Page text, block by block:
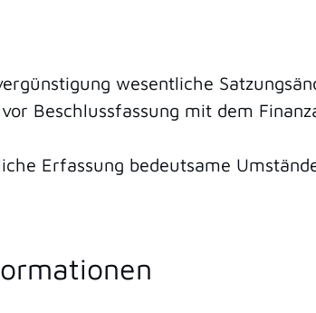
wesentliche
Beschlussfassung mit dem
Erfassung bedeutsame